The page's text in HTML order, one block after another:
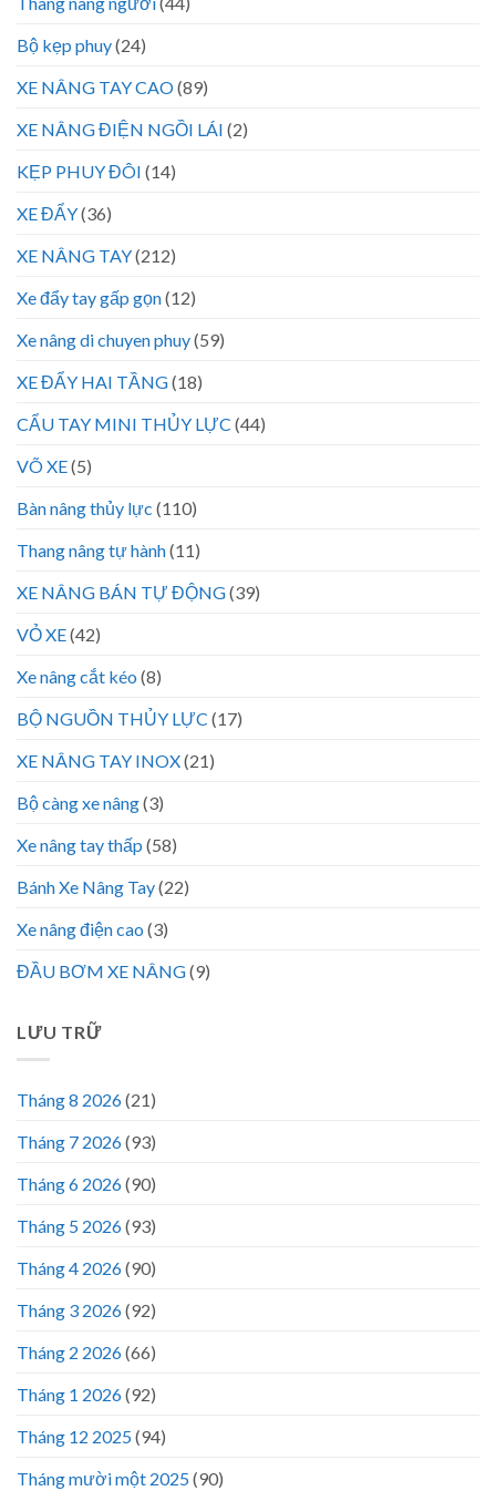
Bộ kẹp phuy(24)
XE NÂNG TAY CAO(89)
XE NÂNG ĐIỆN NGỒI LÁI (2)
KẸP PHUY ĐÔI (14)
XE ĐẨY(36)
XE NÂNG TAY(212)
Xe đẩy tay gấp gọn(12)
Xe nâng di chuyen phuy(59)
XE ĐẨY HAI TẦNG(18)
CẨU TAY MINI THỦY LỰC (44)
VÕ XE(5)
Bàn nâng thủy lực (110)
Thang nâng tự hành(11)
XE NÂNG BÁN TỰ ĐỘNG(39)
VỎ XE(42)
Xe nâng cắt kéo (8)
BỘ NGUỒN THỦY LỰC (17)
XE NÂNG TAY INOX(21)
Bộ càng xe nâng(3)
Xe nâng tay thấp (58)
Bánh Xe Nâng Tay(22)
Xe nâng điện cao (3)
ĐẦU BƠM XE NÂNG(9)
LƯU TRỮ
Tháng 8 2026(21)
Tháng 7 2026(93)
Tháng 6 2026(90)
Tháng 5 2026(93)
Tháng 4 2026(90)
Tháng 3 2026(92)
Tháng 2 2026(66)
Tháng 1 2026(92)
Tháng 12 2025(94)
Tháng mười một 2025(90)